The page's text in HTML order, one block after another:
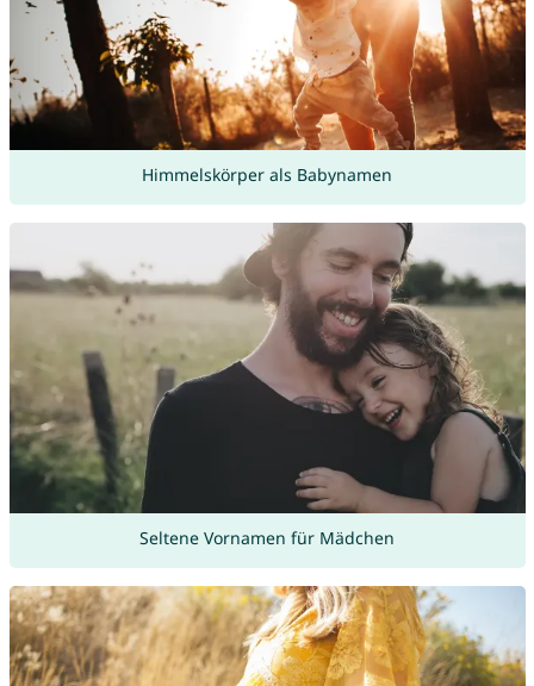
Himmelskörper als Babynamen
Seltene Vornamen für Mädchen